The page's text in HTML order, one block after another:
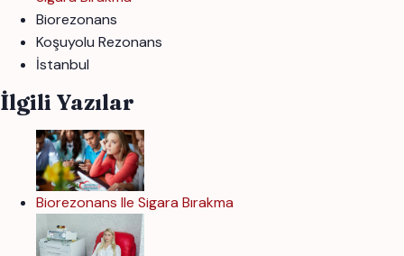
Biorezonans
Koşuyolu Rezonans
İstanbul
İlgili Yazılar
Biorezonans Ile Sigara Bırakma